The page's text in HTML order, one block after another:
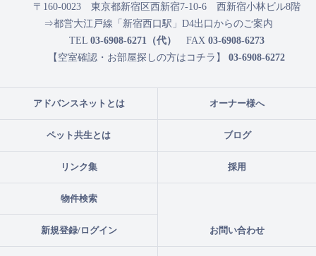
アドバンスネットとは オーナー様へ
ペット共生とは ブログ
リンク集 採用
物件検索
新規登録/ログイン お問い合わせ
〒160-0023 東京都新宿区西新宿7-10-6 西新宿小林ビル8階
⇒都営大江戸線「新宿西口駅」D4出口からのご案内
TEL 03-6908-6271（代） FAX 03-6908-6273
【空室確認・お部屋探しの方はコチラ】 03-6908-6272